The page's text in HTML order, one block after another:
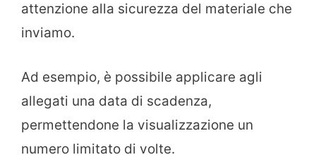
attenzione alla sicurezza del materiale che
inviamo.
Ad esempio, è possibile applicare agli
allegati una data di scadenza,
permettendone la visualizzazione un
numero limitato di volte.